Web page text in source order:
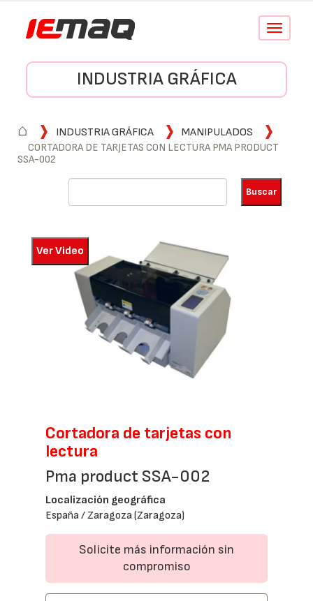
Conmutar
INDUSTRIA GRÁFICA
⌂ INDUSTRIA GRÁFICA
MANIPULADOS
CORTADORA DE TARJETAS CON LECTURA PMA PRODUCT
SSA-002
Ver Video
Cortadora de tarjetas con
lectura
Pma product SSA-002
Localización geográfica
España / Zaragoza (Zaragoza)
Solicite más información sin
compromiso